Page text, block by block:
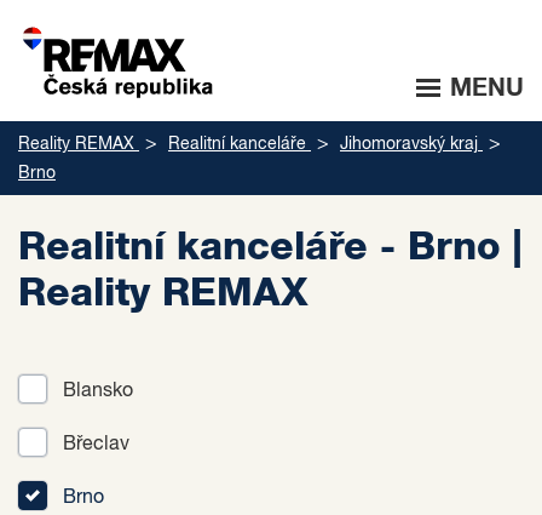
MENU
Reality REMAX Realitní kanceláře
Jihomoravský kraj
Brno
Realitní kanceláře - Brno |
Reality REMAX
Blansko
Břeclav
Brno